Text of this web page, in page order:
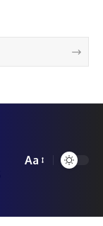
Aa